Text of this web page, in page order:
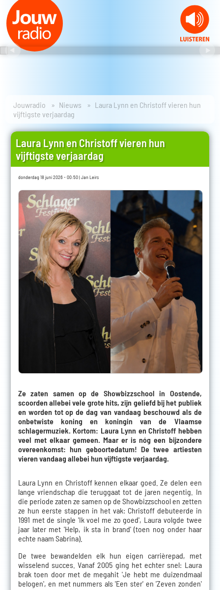
Jouwradio Nieuws
Laura Lynn en Christoff vieren hun
vijftigste verjaardag
Laura Lynn en Christoff vieren hun
vijftigste verjaardag
donderdag 18 juni 2026 - 00:50 | Jan Leirs
Ze zaten samen op de Showbizzschool in Oostende,
scoorden allebei vele grote hits, zijn geliefd bij het publiek
en worden tot op de dag van vandaag beschouwd als de
onbetwiste koning en koningin van de Vlaamse
schlagermuziek. Kortom: Laura Lynn en Christoff hebben
veel met elkaar gemeen. Maar er is nóg een bijzondere
overeenkomst: hun geboortedatum! De twee artiesten
vieren vandaag allebei hun vijftigste verjaardag.
Laura Lynn en Christoff kennen elkaar goed. Ze delen een
lange vriendschap die teruggaat tot de jaren negentig. In
die periode zaten ze samen op de Showbizzschool en zetten
ze hun eerste stappen in het vak: Christoff debuteerde in
1991 met de single 'Ik voel me zo goed', Laura volgde twee
jaar later met 'Help, ik sta in brand' (toen nog onder haar
echte naam Sabrina).
De twee bewandelden elk hun eigen carrièrepad, met
wisselend succes. Vanaf 2005 ging het echter snel: Laura
brak toen door met de megahit 'Je hebt me duizendmaal
belogen', en met nummers als 'Een ster' en 'Zeven zonden'